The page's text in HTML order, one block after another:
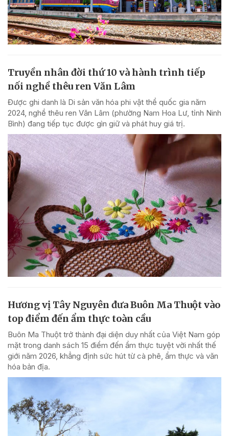
Truyền nhân đời thứ 10 và hành trình tiếp
nối nghề thêu ren Văn Lâm
Được ghi danh là Di sản văn hóa phi vật thể quốc gia năm
2024, nghề thêu ren Văn Lâm (phường Nam Hoa Lư, tỉnh Ninh
Bình) đang tiếp tục được gìn giữ và phát huy giá trị.
Hương vị Tây Nguyên đưa Buôn Ma Thuột vào
top điểm đến ẩm thực toàn cầu
Buôn Ma Thuột trở thành đại diện duy nhất của Việt Nam góp
mặt trong danh sách 15 điểm đến ẩm thực tuyệt vời nhất thế
giới năm 2026, khẳng định sức hút từ cà phê, ẩm thực và văn
hóa bản địa.